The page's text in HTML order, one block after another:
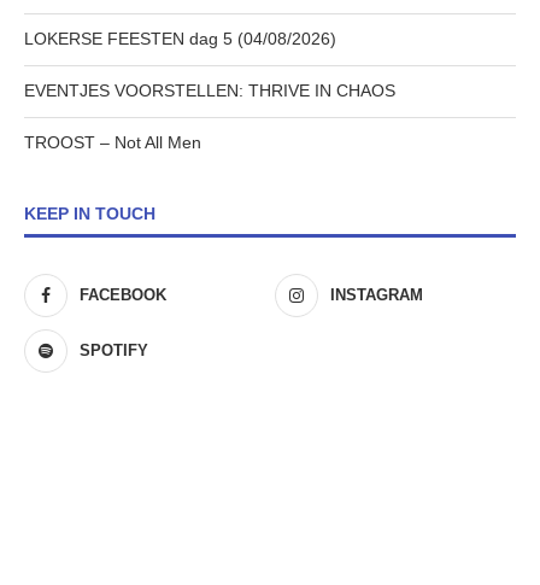
LOKERSE FEESTEN dag 5 (04/08/2026)
EVENTJES VOORSTELLEN: THRIVE IN CHAOS
TROOST – Not All Men
KEEP IN TOUCH
FACEBOOK INSTAGRAM
SPOTIFY